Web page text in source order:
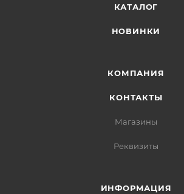
КАТАЛОГ
НОВИНКИ
КОМПАНИЯ
КОНТАКТЫ
Магазины
Реквизиты
ИНФОРМАЦИЯ